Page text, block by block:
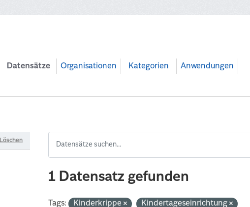
Datensätze Organisationen Kategorien Anwendungen
Löschen
1 Datensatz gefunden
Tags: Kinderkrippe
Kindertageseinrichtung